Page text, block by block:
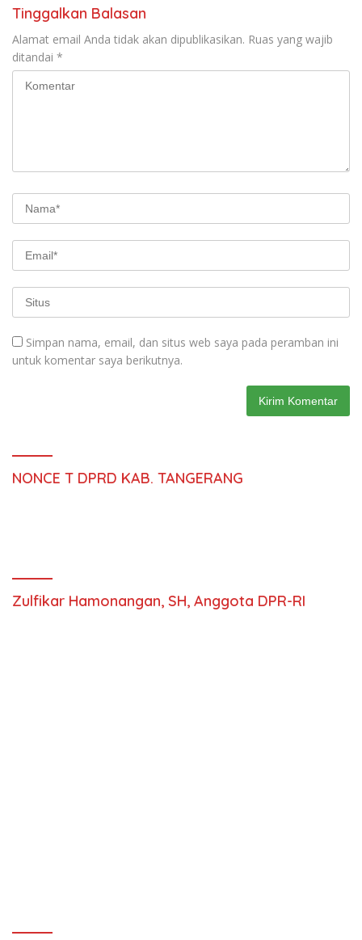
Tinggalkan Balasan
Alamat email Anda tidak akan dipublikasikan. Ruas yang wajib
ditandai *
Simpan nama, email, dan situs web saya pada peramban ini
untuk komentar saya berikutnya.
NONCE T DPRD KAB. TANGERANG
Zulfikar Hamonangan, SH, Anggota DPR-RI